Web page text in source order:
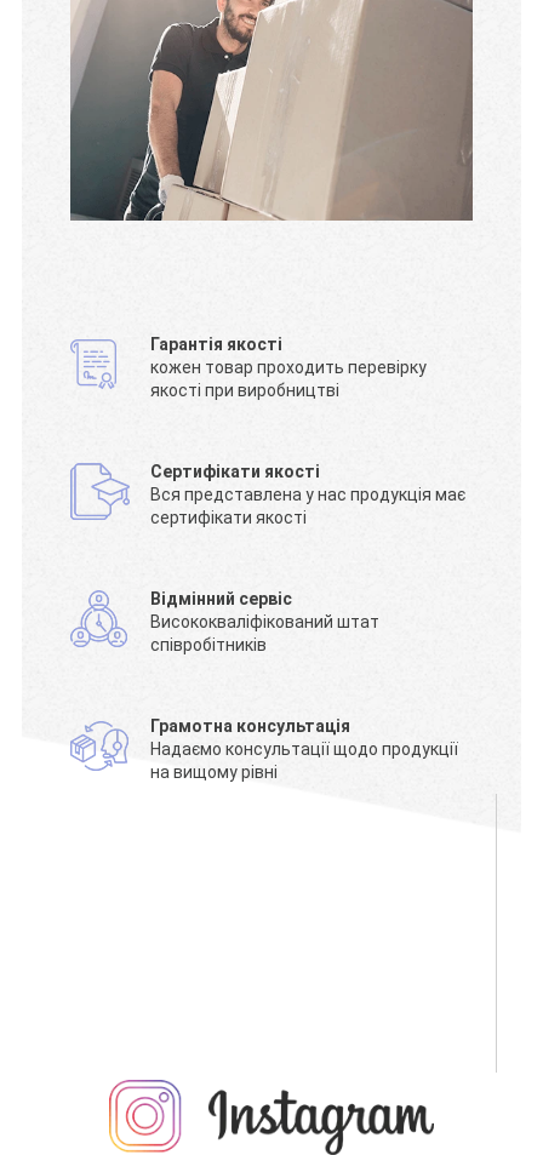
Гарантія якості
кожен товар проходить перевірку
якості при виробництві
Сертифікати якості
Вся представлена у нас продукція має
сертифікати якості
Відмінний сервіс
Висококваліфікований штат
співробітників
Грамотна консультація
Надаємо консультації щодо продукції
на вищому рівні